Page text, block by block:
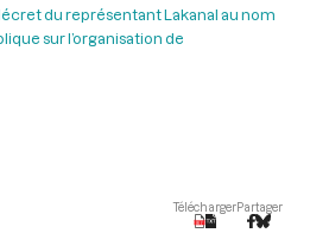
du représentant Lakanal au nom
sur l’organisation de
TéléchargerPartager